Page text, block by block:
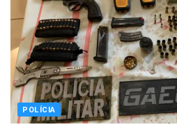
POLÍCIA